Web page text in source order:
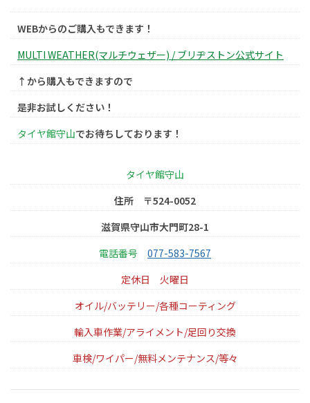
WEBからのご購入もできます！
MULTI WEATHER(マルチウェザー) / ブリヂストン公式サイト
↑から購入もできますので
是非お試しください！
タイヤ館守山でお待ちしております！
タイヤ館守山
住所 〒524-0052
滋賀県守山市大門町28-1
電話番号 077-583-7567
定休日
火曜日
オイル/バッテリー/各種コーティング
輸入車作業/アライメント/足回り交換
車検/ワイパー/無料メンテナンス/等々